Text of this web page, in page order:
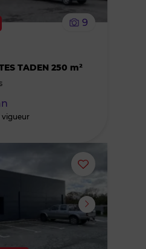
9
TADEN 250 m²
vigueur
Ajouter
ou
supprimer